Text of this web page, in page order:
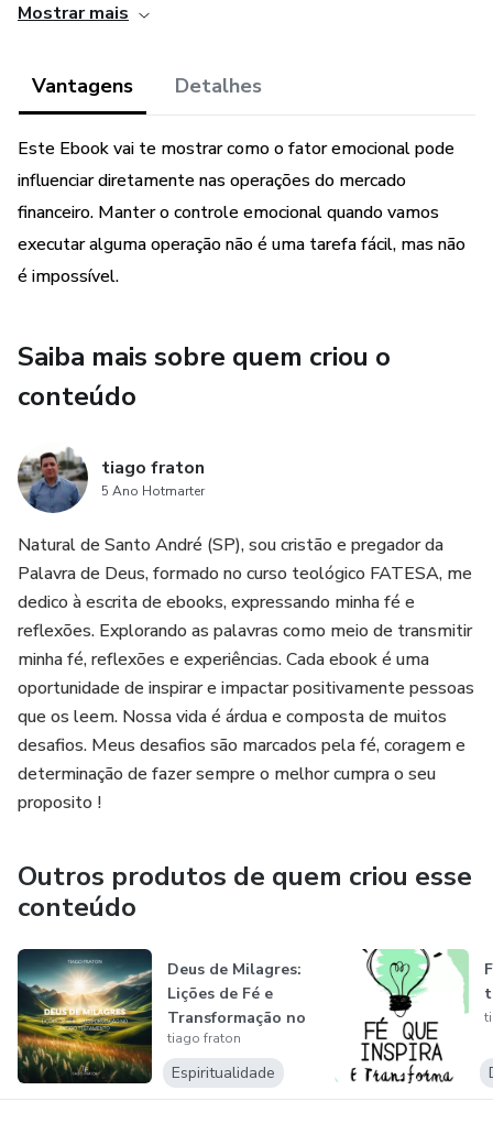
comercializados, nem avalia a tecnicidade e experiência
sua aquisição, por meio da plataforma, não podem ser
consideradas como garantia de qualidade de conteúdo e
resultado, em qualquer hipótese. Ao adquiri-lo, o
comprador declara estar ciente dessas informações. Os
termos e políticas da Hotmart podem ser acessados aqui,
(Link para anexo na palavra AQUI:
https://www.hotmart.com/legal/pt-BR)
Mostrar mais
Vantagens Detalhes
Este Ebook vai te mostrar como o fator emocional pode
influenciar diretamente nas operações do mercado
financeiro. Manter o controle emocional quando vamos
executar alguma operação não é uma tarefa fácil, mas não
é impossível.
Saiba mais sobre quem criou o
conteúdo
tiago fraton
5 Ano Hotmarter
Natural de Santo André (SP), sou cristão e pregador da
Palavra de Deus, formado no curso teológico FATESA, me
dedico à escrita de ebooks, expressando minha fé e
reflexões. Explorando as palavras como meio de transmitir
minha fé, reflexões e experiências. Cada ebook é uma
oportunidade de inspirar e impactar positivamente pessoas
que os leem. Nossa vida é árdua e composta de muitos
desafios. Meus desafios são marcados pela fé, coragem e
determinação de fazer sempre o melhor cumpra o seu
proposito !
Outros produtos de quem criou esse
conteúdo
Deus de Milagres:
Lições de Fé e
Transformação no
Antigo Tes...
tiago fraton
Espiritualidade